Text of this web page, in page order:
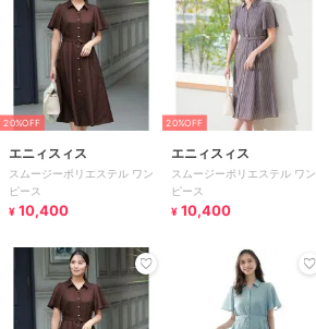
20%OFF
エニィスィス
スムージーポリエステル ワン
ピース
¥ 10,400
20%OFF
エニィスィス
スムージーポリエステル ワン
ピース
¥ 10,400